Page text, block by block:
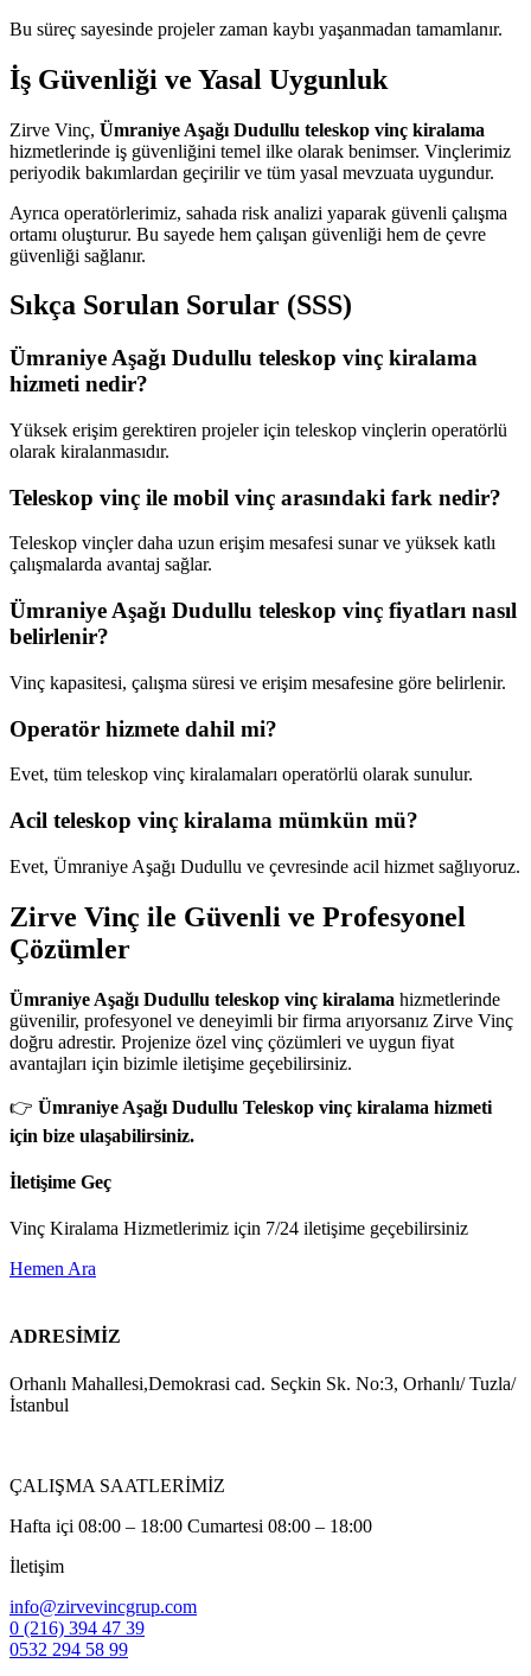
Bu süreç sayesinde projeler zaman kaybı yaşanmadan tamamlanır.
İş Güvenliği ve Yasal Uygunluk
Zirve Vinç, Ümraniye Aşağı Dudullu teleskop vinç kiralama
hizmetlerinde iş güvenliğini temel ilke olarak benimser. Vinçlerimiz
periyodik bakımlardan geçirilir ve tüm yasal mevzuata uygundur.
Ayrıca operatörlerimiz, sahada risk analizi yaparak güvenli çalışma
ortamı oluşturur. Bu sayede hem çalışan güvenliği hem de çevre
güvenliği sağlanır.
Sıkça Sorulan Sorular (SSS)
Ümraniye Aşağı Dudullu teleskop vinç kiralama
hizmeti nedir?
Yüksek erişim gerektiren projeler için teleskop vinçlerin operatörlü
olarak kiralanmasıdır.
Teleskop vinç ile mobil vinç arasındaki fark nedir?
Teleskop vinçler daha uzun erişim mesafesi sunar ve yüksek katlı
çalışmalarda avantaj sağlar.
Ümraniye Aşağı Dudullu teleskop vinç fiyatları nasıl
belirlenir?
Vinç kapasitesi, çalışma süresi ve erişim mesafesine göre belirlenir.
Operatör hizmete dahil mi?
Evet, tüm teleskop vinç kiralamaları operatörlü olarak sunulur.
Acil teleskop vinç kiralama mümkün mü?
Evet, Ümraniye Aşağı Dudullu ve çevresinde acil hizmet sağlıyoruz.
Zirve Vinç ile Güvenli ve Profesyonel
Çözümler
Ümraniye Aşağı Dudullu teleskop vinç kiralama hizmetlerinde
güvenilir, profesyonel ve deneyimli bir firma arıyorsanız Zirve Vinç
doğru adrestir. Projenize özel vinç çözümleri ve uygun fiyat
avantajları için bizimle iletişime geçebilirsiniz.
👉 Ümraniye Aşağı Dudullu Teleskop vinç kiralama hizmeti
için bize ulaşabilirsiniz.
İletişime Geç
Vinç Kiralama Hizmetlerimiz için 7/24 iletişime geçebilirsiniz
Hemen Ara
ADRESİMİZ
Orhanlı Mahallesi,Demokrasi cad. Seçkin Sk. No:3, Orhanlı/ Tuzla/
İstanbul
ÇALIŞMA SAATLERİMİZ
Hafta içi 08:00 – 18:00 Cumartesi 08:00 – 18:00
İletişim
info@zirvevincgrup.com
0 (216) 394 47 39
0532 294 58 99